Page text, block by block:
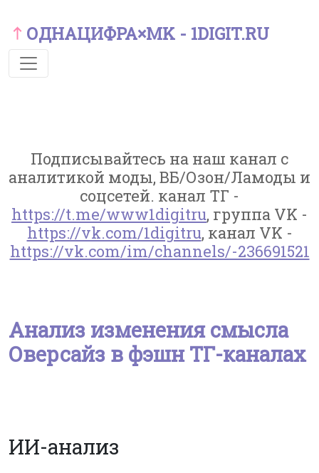
ОДНАЦИФРА×MK - 1DIGIT.RU
Подписывайтесь на наш канал с
аналитикой моды, ВБ/Озон/Ламоды и
соцсетей. канал ТГ -
https://t.me/www1digitru, группа VK -
https://vk.com/1digitru, канал VK -
https://vk.com/im/channels/-236691521
Анализ изменения смысла
Оверсайз в фэшн ТГ-каналах
ИИ-анализ